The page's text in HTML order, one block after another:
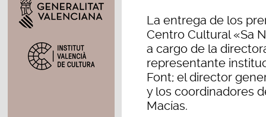
La entrega de los
Centro Cultural «Sa
a cargo de la
representante
Font; el director
y los coordinadores
Macías.